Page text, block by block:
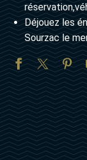
Déjouez les
Sourzac le